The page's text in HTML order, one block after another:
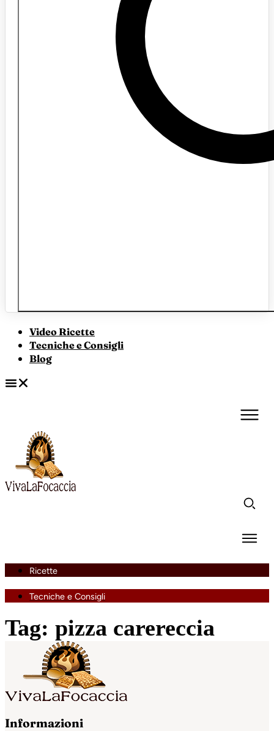
Video Ricette
Tecniche e Consigli
Blog
Ricette
Tecniche e Consigli
Tag: pizza carereccia
Informazioni